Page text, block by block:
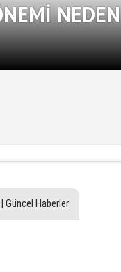
NEDEN